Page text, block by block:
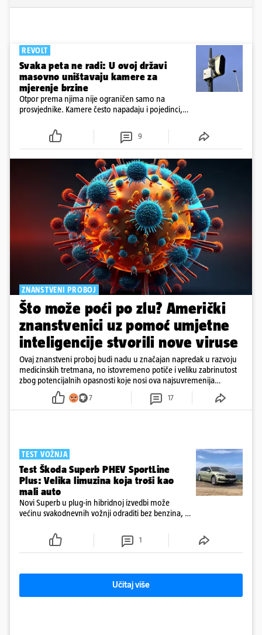
REVOLT
Svaka peta ne radi: U ovoj državi
masovno uništavaju kamere za
mjerenje brzine
Otpor prema njima nije ograničen samo na
prosvjednike. Kamere često napadaju i pojedinci,
9
ZNANSTVENI PROBOJ
Što može poći po zlu? Američki
znanstvenici uz pomoć umjetne
inteligencije stvorili nove viruse
Ovaj znanstveni proboj budi nadu u značajan napredak u razvoju
medicinskih tretmana, no istovremeno potiče i veliku zabrinutost
zbog potencijalnih opasnosti koje nosi ova najsuvremenija
tehnologija.
7 17
TEST VOŽNJA
Test Škoda Superb PHEV SportLine
Plus: Velika limuzina koja troši kao
mali auto
Novi Superb u plug-in hibridnoj izvedbi može
većinu svakodnevnih vožnji odraditi bez benzina, a
1
Učitaj više